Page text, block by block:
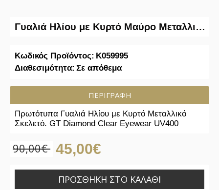
Γυαλιά Ηλίου με Κυρτό Μαύρο Μεταλλικό Σκελετό
Κωδικός Προϊόντος: K059995
Διαθεσιμότητα: Σε απόθεμα
ΠΕΡΙΓΡΑΦΉ
Πρωτότυπα Γυαλιά Ηλίου με Κυρτό Μεταλλικό
Σκελετό. GT Diamond Clear Eyewear UV400
90,00€ 45,00€
ΠΡΟΣΘΉΚΗ ΣΤΟ ΚΑΛΆΘΙ